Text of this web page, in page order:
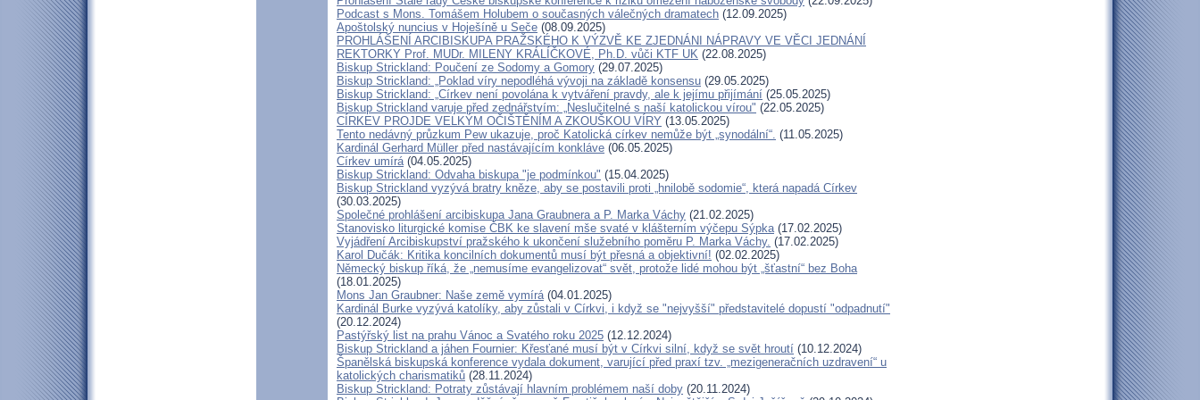
Podcast s Mons. Tomášem Holubem o současných válečných dramatech (12.09.2025)
Apoštolský nuncius v Hoješíně u Seče (08.09.2025)
PROHLÁŠENÍ ARCIBISKUPA PRAŽSKÉHO K VÝZVĚ KE ZJEDNÁNI NÁPRAVY VE VĚCI JEDNÁNÍ
REKTORKY Prof. MUDr. MILENY KRÁLÍČKOVÉ, Ph.D. vůči KTF UK (22.08.2025)
Biskup Strickland: Poučení ze Sodomy a Gomory (29.07.2025)
Biskup Strickland: „Poklad víry nepodléhá vývoji na základě konsensu (29.05.2025)
Biskup Strickland: „Církev není povolána k vytváření pravdy, ale k jejímu přijímání (25.05.2025)
Biskup Strickland varuje před zednářstvím: „Neslučitelné s naší katolickou vírou" (22.05.2025)
CÍRKEV PROJDE VELKÝM OČIŠTĚNÍM A ZKOUŠKOU VÍRY (13.05.2025)
Tento nedávný průzkum Pew ukazuje, proč Katolická církev nemůže být „synodální“. (11.05.2025)
Kardinál Gerhard Müller před nastávajícím konkláve (06.05.2025)
Církev umírá(04.05.2025)
Biskup Strickland: Odvaha biskupa "je podmínkou" (15.04.2025)
Biskup Strickland vyzývá bratry kněze, aby se postavili proti „hnilobě sodomie“, která napadá Církev
(30.03.2025)
Společné prohlášení arcibiskupa Jana Graubnera a P. Marka Váchy (21.02.2025)
Stanovisko liturgické komise ČBK ke slavení mše svaté v klášterním výčepu Sýpka(17.02.2025)
Vyjádření Arcibiskupství pražského k ukončení služebního poměru P. Marka Váchy. (17.02.2025)
Karol Dučák: Kritika koncilních dokumentů musí být přesná a objektivní! (02.02.2025)
Německý biskup říká, že „nemusíme evangelizovat“ svět, protože lidé mohou být „šťastní“ bez Boha
(18.01.2025)
Mons Jan Graubner: Naše země vymírá(04.01.2025)
Kardinál Burke vyzývá katolíky, aby zůstali v Církvi, i když se "nejvyšší" představitelé dopustí "odpadnutí"
(20.12.2024)
Pastýřský list na prahu Vánoc a Svatého roku 2025 (12.12.2024)
Biskup Strickland a jáhen Fournier: Křesťané musí být v Církvi silní, když se svět hroutí (10.12.2024)
Španělská biskupská konference vydala dokument, varující před praxí tzv. „mezigeneračních uzdravení“ u
katolických charismatiků (28.11.2024)
Biskup Strickland: Potraty zůstávají hlavním problémem naší doby (20.11.2024)